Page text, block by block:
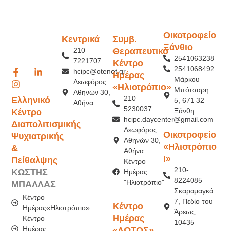
Ελληνικό
Κέντρο
Διαπολιτισμικής
Ψυχιατρικής
&
Πείθαλψης
ΚΩΣΤΗΣ
ΜΠΑΛΛΑΣ
Κέντρο
Ημέρας«Ηλιοτρόπιο»
Κέντρο
Ημέρας
Κεντρικά
210
7221707
hcipc@otenet.gr
Λεωφόρος
Αθηνών 30,
Αθήνα
Συμβ.
Θεραπευτικό
Κέντρο
Ημέρας
«Ηλιοτρόπιο»
210
5230037
hcipc.daycenter@gmail.com
Λεωφόρος
Αθηνών 30,
Αθήνα
Κέντρο
Ημέρας
"Ηλιοτρόπιο"
Κέντρο
Ημέρας
Οικοτροφείο
Ξάνθιο
2541063238
2541068492
Μάρκου
Μπότσαρη
5, 671 32
Ξάνθη.
Οικοτροφείο
«Ηλιοτρόπιο
Ι»
210-
8224085
Σκαραμαγκά
7, Πεδίο του
Άρεως,
10435